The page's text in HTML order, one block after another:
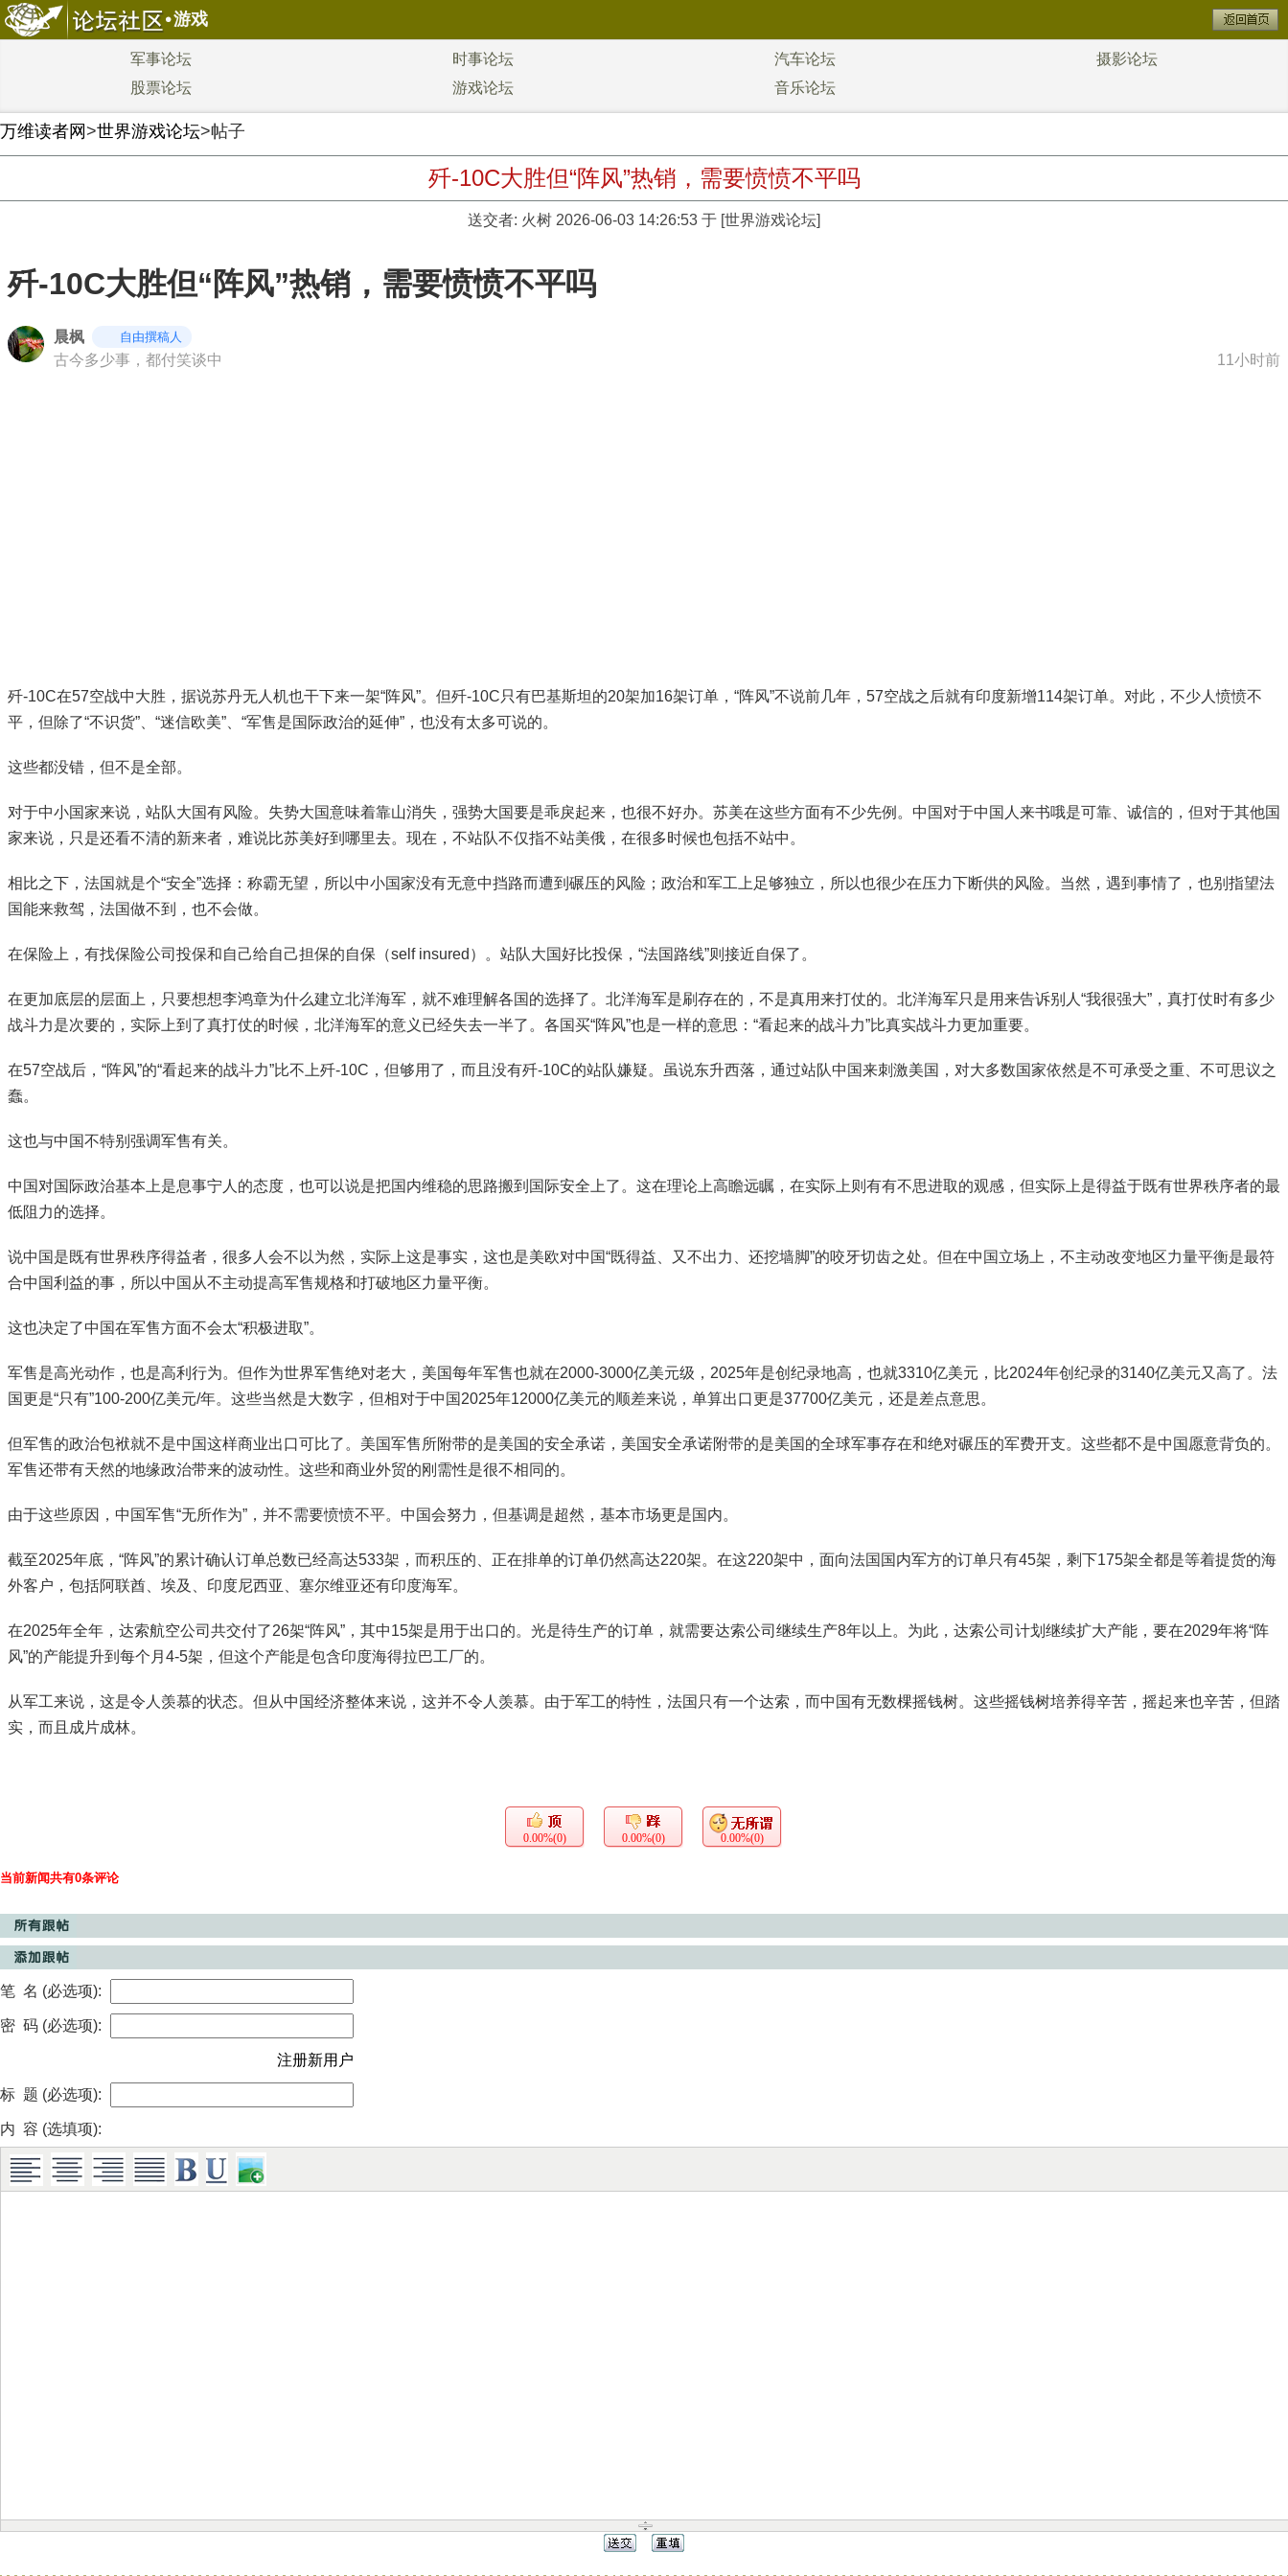
游戏
军事论坛 时事论坛 汽车论坛
摄影论坛
股票论坛
游戏论坛 音乐论坛
万维读者网 >世界游戏论坛>帖子
歼-10C大胜但“阵风”热销，需要愤愤不平吗
送交者: 火树 2026-06-03 14:26:53 于 [世界游戏论坛]
歼-10C大胜但“阵风”热销，需要愤愤不平吗
晨枫 自由撰稿人
古今多少事，都付笑谈中 11小时前
歼-10C在57空战中大胜，据说苏丹无人机也干下来一架“阵风”。但歼-10C只有巴基斯坦的20架加16架订单，“阵风”不说前几年，57空战之后就有印度新增114架订单。对此，不少人愤愤不
平，但除了“不识货”、“迷信欧美”、“军售是国际政治的延伸”，也没有太多可说的。
这些都没错，但不是全部。
对于中小国家来说，站队大国有风险。失势大国意味着靠山消失，强势大国要是乖戾起来，也很不好办。苏美在这些方面有不少先例。中国对于中国人来书哦是可靠、诚信的，但对于其他国
家来说，只是还看不清的新来者，难说比苏美好到哪里去。现在，不站队不仅指不站美俄，在很多时候也包括不站中。
相比之下，法国就是个“安全”选择：称霸无望，所以中小国家没有无意中挡路而遭到碾压的风险；政治和军工上足够独立，所以也很少在压力下断供的风险。当然，遇到事情了，也别指望法
国能来救驾，法国做不到，也不会做。
在保险上，有找保险公司投保和自己给自己担保的自保（self insured）。站队大国好比投保，“法国路线”则接近自保了。
在更加底层的层面上，只要想想李鸿章为什么建立北洋海军，就不难理解各国的选择了。北洋海军是刷存在的，不是真用来打仗的。北洋海军只是用来告诉别人“我很强大”，真打仗时有多少
战斗力是次要的，实际上到了真打仗的时候，北洋海军的意义已经失去一半了。各国买“阵风”也是一样的意思：“看起来的战斗力”比真实战斗力更加重要。
在57空战后，“阵风”的“看起来的战斗力”比不上歼-10C，但够用了，而且没有歼-10C的站队嫌疑。虽说东升西落，通过站队中国来刺激美国，对大多数国家依然是不可承受之重、不可思议之
蠢。
这也与中国不特别强调军售有关。
中国对国际政治基本上是息事宁人的态度，也可以说是把国内维稳的思路搬到国际安全上了。这在理论上高瞻远瞩，在实际上则有有不思进取的观感，但实际上是得益于既有世界秩序者的最
低阻力的选择。
说中国是既有世界秩序得益者，很多人会不以为然，实际上这是事实，这也是美欧对中国“既得益、又不出力、还挖墙脚”的咬牙切齿之处。但在中国立场上，不主动改变地区力量平衡是最符
合中国利益的事，所以中国从不主动提高军售规格和打破地区力量平衡。
这也决定了中国在军售方面不会太“积极进取”。
军售是高光动作，也是高利行为。但作为世界军售绝对老大，美国每年军售也就在2000-3000亿美元级，2025年是创纪录地高，也就3310亿美元，比2024年创纪录的3140亿美元又高了。法
国更是“只有”100-200亿美元/年。这些当然是大数字，但相对于中国2025年12000亿美元的顺差来说，单算出口更是37700亿美元，还是差点意思。
但军售的政治包袱就不是中国这样商业出口可比了。美国军售所附带的是美国的安全承诺，美国安全承诺附带的是美国的全球军事存在和绝对碾压的军费开支。这些都不是中国愿意背负的。
军售还带有天然的地缘政治带来的波动性。这些和商业外贸的刚需性是很不相同的。
由于这些原因，中国军售“无所作为”，并不需要愤愤不平。中国会努力，但基调是超然，基本市场更是国内。
截至2025年底，“阵风”的累计确认订单总数已经高达533架，而积压的、正在排单的订单仍然高达220架。在这220架中，面向法国国内军方的订单只有45架，剩下175架全都是等着提货的海
外客户，包括阿联酋、埃及、印度尼西亚、塞尔维亚还有印度海军。
在2025年全年，达索航空公司共交付了26架“阵风”，其中15架是用于出口的。光是待生产的订单，就需要达索公司继续生产8年以上。为此，达索公司计划继续扩大产能，要在2029年将“阵
风”的产能提升到每个月4-5架，但这个产能是包含印度海得拉巴工厂的。
从军工来说，这是令人羡慕的状态。但从中国经济整体来说，这并不令人羡慕。由于军工的特性，法国只有一个达索，而中国有无数棵摇钱树。这些摇钱树培养得辛苦，摇起来也辛苦，但踏
实，而且成片成林。
0.00%(0) 0.00%(0) 0.00%(0)
当前新闻共有0条评论
笔 名 (必选项):
密 码 (必选项):
注册新用户
标 题 (必选项):
内 容 (选填项):